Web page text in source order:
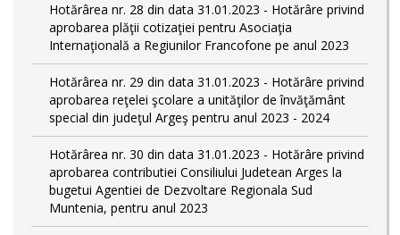
Hotărârea nr. 28 din data 31.01.2023 - Hotărâre privind
aprobarea plăţii cotizaţiei pentru Asociaţia
Internaţională a Regiunilor Francofone pe anul 2023
Hotărârea nr. 29 din data 31.01.2023 - Hotărâre privind
aprobarea reţelei şcolare a unităţilor de învăţământ
special din judeţul Argeş pentru anul 2023 - 2024
Hotărârea nr. 30 din data 31.01.2023 - Hotărâre privind
aprobarea contributiei Consiliului Judetean Arges la
bugetui Agentiei de Dezvoltare Regionala Sud
Muntenia, pentru anul 2023